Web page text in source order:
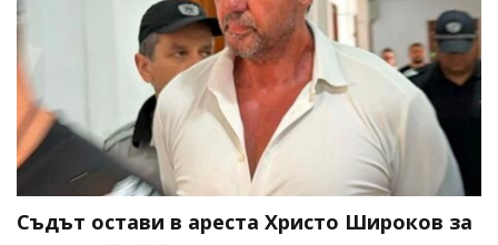
Съдът остави в ареста Христо Широков за